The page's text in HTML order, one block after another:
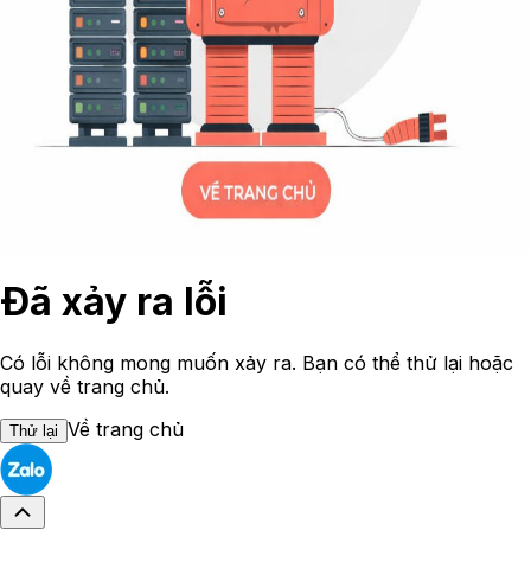
Đã xảy ra lỗi
Có lỗi không mong muốn xảy ra. Bạn có thể thử lại hoặc
quay về trang chủ.
Thử lại Về trang chủ